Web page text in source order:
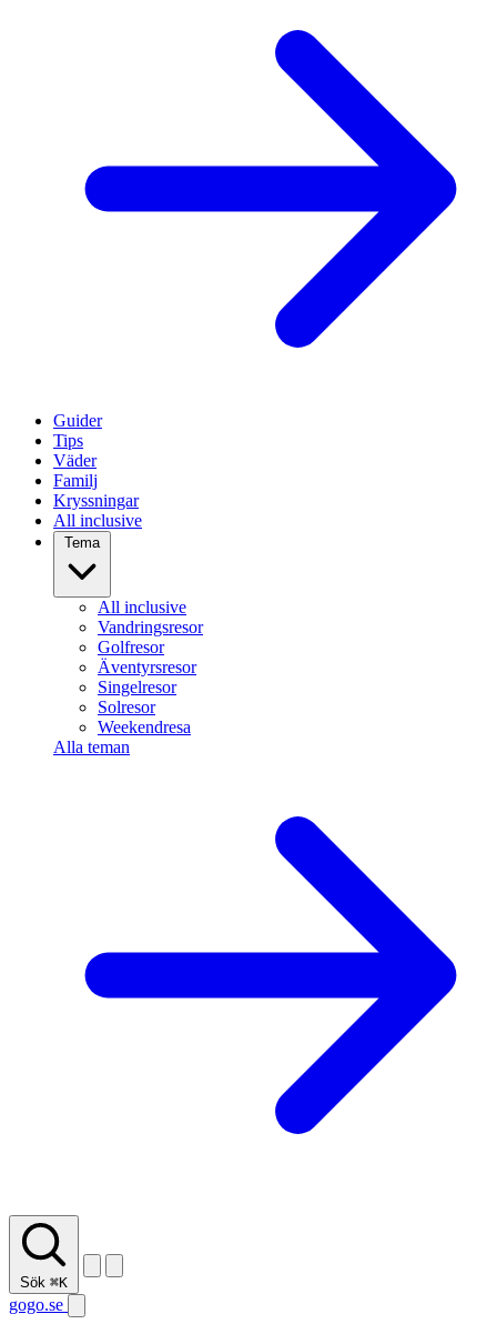
Guider
Tips
Väder
Familj
Kryssningar
All inclusive
Tema
All inclusive
Vandringsresor
Golfresor
Äventyrsresor
Singelresor
Solresor
Weekendresa
Alla teman
Sök ⌘K
gogo.se